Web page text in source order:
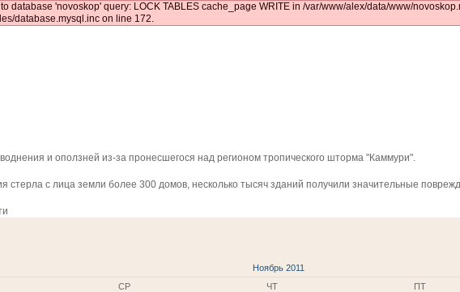
database 'novoskop' query: LOCK TABLES cache_page WRITE in /var/www/alex/data/www/
database.mysql.inc on line 172.
и оползней из-за пронесшегося над регионом тропического шторма "Каммури".
стерла с лица земли более 300 домов, несколько тысяч зданий получили значительные
Ноябрь 2011
СР ЧТ ПТ